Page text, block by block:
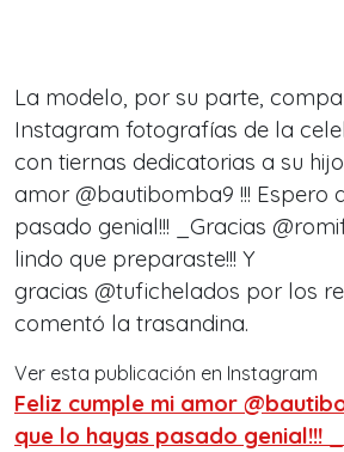
La modelo, por su parte,
Instagram fotografías de la
con tiernas dedicatorias a su
amor @bautibomba9 !!! Espero
pasado genial!!! _Gracias
lindo que preparaste!!! Y
gracias @tufichelados por los
comentó la trasandina.
Ver esta publicación en Instagram
Feliz cumple mi amor
que lo hayas pasado genial!!!